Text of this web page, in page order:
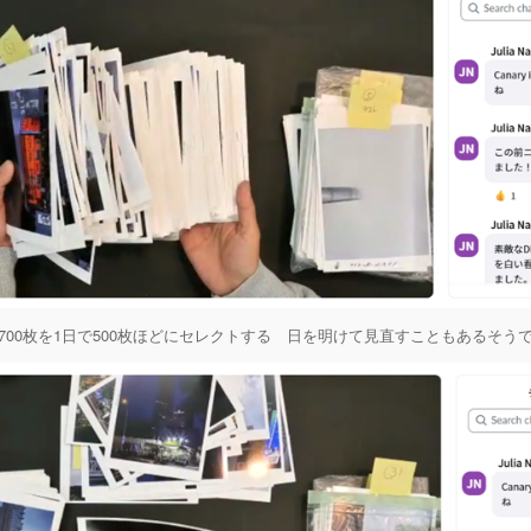
枚を1日で500枚ほどにセレクトする 日を明けて見直すこともあるそう